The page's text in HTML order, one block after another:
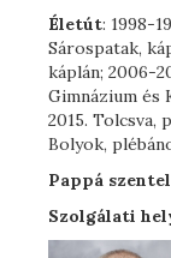
Életút: 1998-
Sárospatak,
káplán; 2006-
Gimnázium és
2015. Tolcsva,
Bolyok,
Pappá
Szolgálati